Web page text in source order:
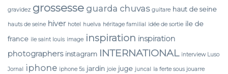
gravidez grossesse guarda chuvas guitare haut de seine
hauts de seine hiver hotel huelva héritage familial idée de sortie ile de
france ile saint louis image inspiration inspiration
photographers instagram INTERNATIONAL interview Luso
Jornal iphone iphone 5s jardin joie juge juncal la ferte sous jouarre